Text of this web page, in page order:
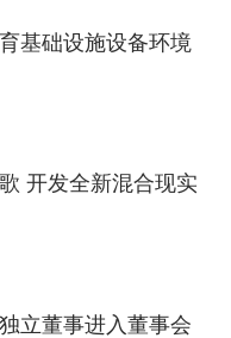
基础设施设备环境
开发全新混合现实
立董事进入董事会